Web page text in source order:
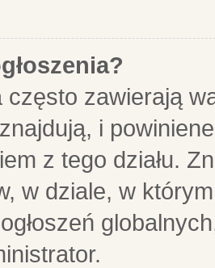
często zawierają
i
z tego działu.
w dziale, w